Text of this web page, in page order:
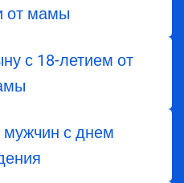
от мамы
с 18-летием от
мужчин с днем